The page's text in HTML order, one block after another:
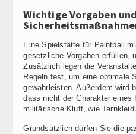
Wichtige Vorgaben und
Eine Spielstätte für Paintball
gesetzliche Vorgaben erfüllen,
Zusätzlich legen die
Regeln fest, um eine optimale
gewährleisten. Außerdem wird
dass nicht der Charakter
militärische Kluft, wie
Grundsätzlich dürfen Sie die